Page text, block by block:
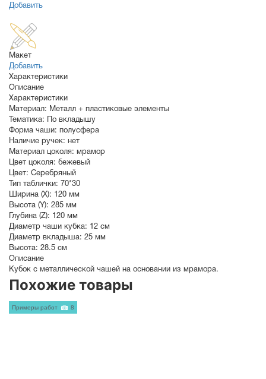
Добавить
Макет
Добавить
Характеристики
Описание
Характеристики
Материал: Металл + пластиковые элементы
Тематика:
По вкладышу
Форма чаши: полусфера
Наличие ручек: нет
Материал цоколя: мрамор
Цвет цоколя: бежевый
Цвет: Серебряный
Тип таблички: 70*30
Ширина (X): 120 мм
Высота (Y): 285 мм
Глубина (Z): 120 мм
Диаметр чаши кубка: 12 см
Диаметр вкладыша: 25 мм
Высота: 28.5 см
Описание
Кубок с металлической чашей на основании из мрамора.
Похожие товары
Примеры работ 8